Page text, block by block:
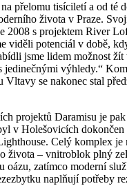
přelomu tisíciletí a od té
života v Praze.
2008 s projektem River
viděli potenciál v době,
jsme lidem možnost
jedinečnými výhledy.“
Vltavy se nakonec stal
projektů Daramisu je
v Holešovicích dokončen
Celý komplex je
života – vnitroblok plný
zatímco moderní
naplňují potřeby